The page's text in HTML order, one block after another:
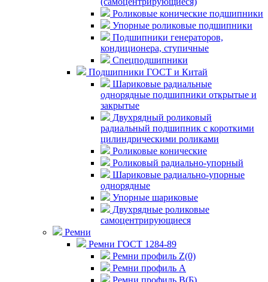
Роликовые конические подшипники
Упорные роликовые подшипники
Подшипники генераторов,
кондиционера, ступичные
Спецподшипники
Подшипники ГОСТ и Китай
Шариковые радиальные
однорядные подшипники открытые и
закрытые
Двухрядный роликовый
радиальный подшипник с короткими
цилиндрическими роликами
Роликовые конические
Роликовый радиально-упорный
Шариковые радиально-упорные
однорядные
Упорные шариковые
Двухрядные роликовые
самоцентрирующиеся
Ремни
Ремни ГОСТ 1284-89
Ремни профиль Z(0)
Ремни профиль А
Ремни профиль В(Б)